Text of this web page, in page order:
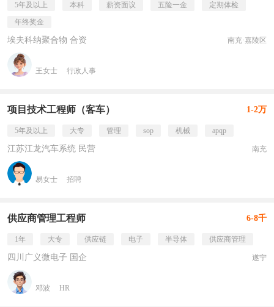
5年及以上 本科 薪资面议 五险一金
定期体检
年终奖金
埃夫科纳聚合物 合资 南充·嘉陵区
王女士 行政人事
项目技术工程师（客车） 1-2万
5年及以上 大专 管理 sop 机械 apqp
江苏江龙汽车系统 民营 南充
易女士 招聘
供应商管理工程师 6-8千
1年 大专 供应链 电子 半导体 供应商管理
四川广义微电子 国企 遂宁
邓波 HR